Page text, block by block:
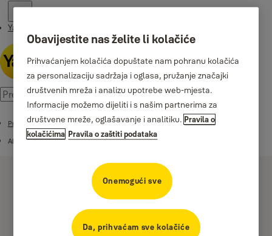
Yale Home aplikacija
Proizvodi
Alarmi
Obavijestite nas želite li kolačiće
Prihvaćanjem kolačića dopuštate nam pohranu kolačića
za personalizaciju sadržaja i oglasa, pružanje značajki
društvenih mreža i analizu upotrebe web-mjesta.
Informacije možemo dijeliti i s našim partnerima za
društvene mreže, oglašavanje i analitiku. Pravila o
kolačićima Pravila o zaštiti podataka
Onemogući sve
Da, prihvaćam sve kolačiće